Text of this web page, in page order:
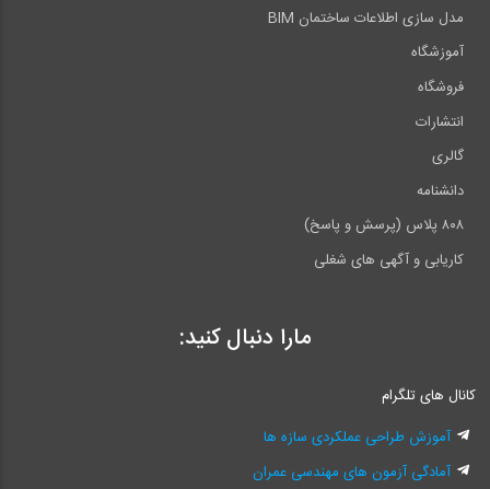
مدل سازی اطلاعات ساختمان BIM
آموزشگاه
فروشگاه
انتشارات
گالری
دانشنامه
۸۰۸ پلاس (پرسش و پاسخ)
کاریابی و آگهی های شغلی
مارا دنبال کنید:
کانال های تلگرام
آموزش طراحی عملکردی سازه ها
آمادگی آزمون های مهندسی عمران